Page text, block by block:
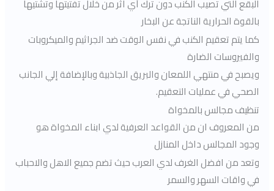
البقع التي تصيب الكنب دون ترك أي اثر من خلال تفتيتها وتشتيها
بالقوة الحرارية الناتجة عن البخار
كما يتم تعقيم الكنب في نفس الوقت ضد الجراثيم والميكروبات
والفيروسات الضارة
ويصبح في منتهي اللمعان والبريق الجاذبية وبالإضافة إلي الجانب
الصحي في عمليات التعقيم.
تنظيف مجالس بالمخواة
من المعروف ان من القواعد العرفية لدي ابناء المخواة هو
وجود المجالس داخل المنازل
وتعد من افضل الغرف لدي العرب حيث تضم جميع الاهل والاحباب
في واقات السهر والسمر